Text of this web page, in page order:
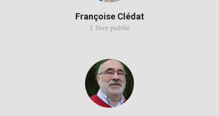
Françoise Clédat
1 livre publié